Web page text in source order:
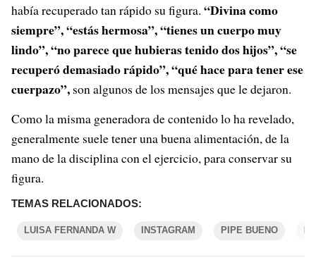
había recuperado tan rápido su figura. “Divina como
siempre”, “estás hermosa”, “tienes un cuerpo muy
lindo”, “no parece que hubieras tenido dos hijos”, “se
recuperó demasiado rápido”, “qué hace para tener ese
cuerpazo”, son algunos de los mensajes que le dejaron.
Como la misma generadora de contenido lo ha revelado,
generalmente suele tener una buena alimentación, de la
mano de la disciplina con el ejercicio, para conservar su
figura.
TEMAS RELACIONADOS:
LUISA FERNANDA W INSTAGRAM PIPE BUENO